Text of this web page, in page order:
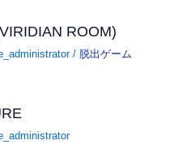
ROOM)
/ 脱出ゲーム